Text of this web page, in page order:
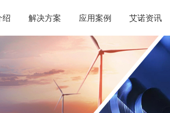
绍 解决方案 应用案例 艾诺资讯